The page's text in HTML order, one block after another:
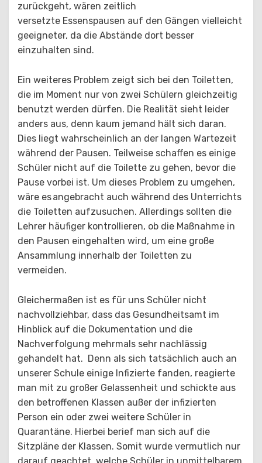
zurückgeht, wären zeitlich
versetzte Essenspausen auf den Gängen vielleicht
geeigneter, da die Abstände dort besser
einzuhalten sind.
Ein weiteres Problem zeigt sich bei den Toiletten,
die im Moment nur von zwei Schülern gleichzeitig
benutzt werden dürfen. Die Realität sieht leider
anders aus, denn kaum jemand hält sich daran.
Dies liegt wahrscheinlich an der langen Wartezeit
während der Pausen. Teilweise schaffen es einige
Schüler nicht auf die Toilette zu gehen, bevor die
Pause vorbei ist. Um dieses Problem zu umgehen,
wäre es angebracht auch während des Unterrichts
die Toiletten aufzusuchen. Allerdings sollten die
Lehrer häufiger kontrollieren, ob die Maßnahme in
den Pausen eingehalten wird, um eine große
Ansammlung innerhalb der Toiletten zu
vermeiden.
Gleichermaßen ist es für uns Schüler nicht
nachvollziehbar, dass das Gesundheitsamt im
Hinblick auf die Dokumentation und die
Nachverfolgung mehrmals sehr nachlässig
gehandelt hat. Denn als sich tatsächlich auch an
unserer Schule einige Infizierte fanden, reagierte
man mit zu großer Gelassenheit und schickte aus
den betroffenen Klassen außer der infizierten
Person ein oder zwei weitere Schüler in
Quarantäne. Hierbei berief man sich auf die
Sitzpläne der Klassen. Somit wurde vermutlich nur